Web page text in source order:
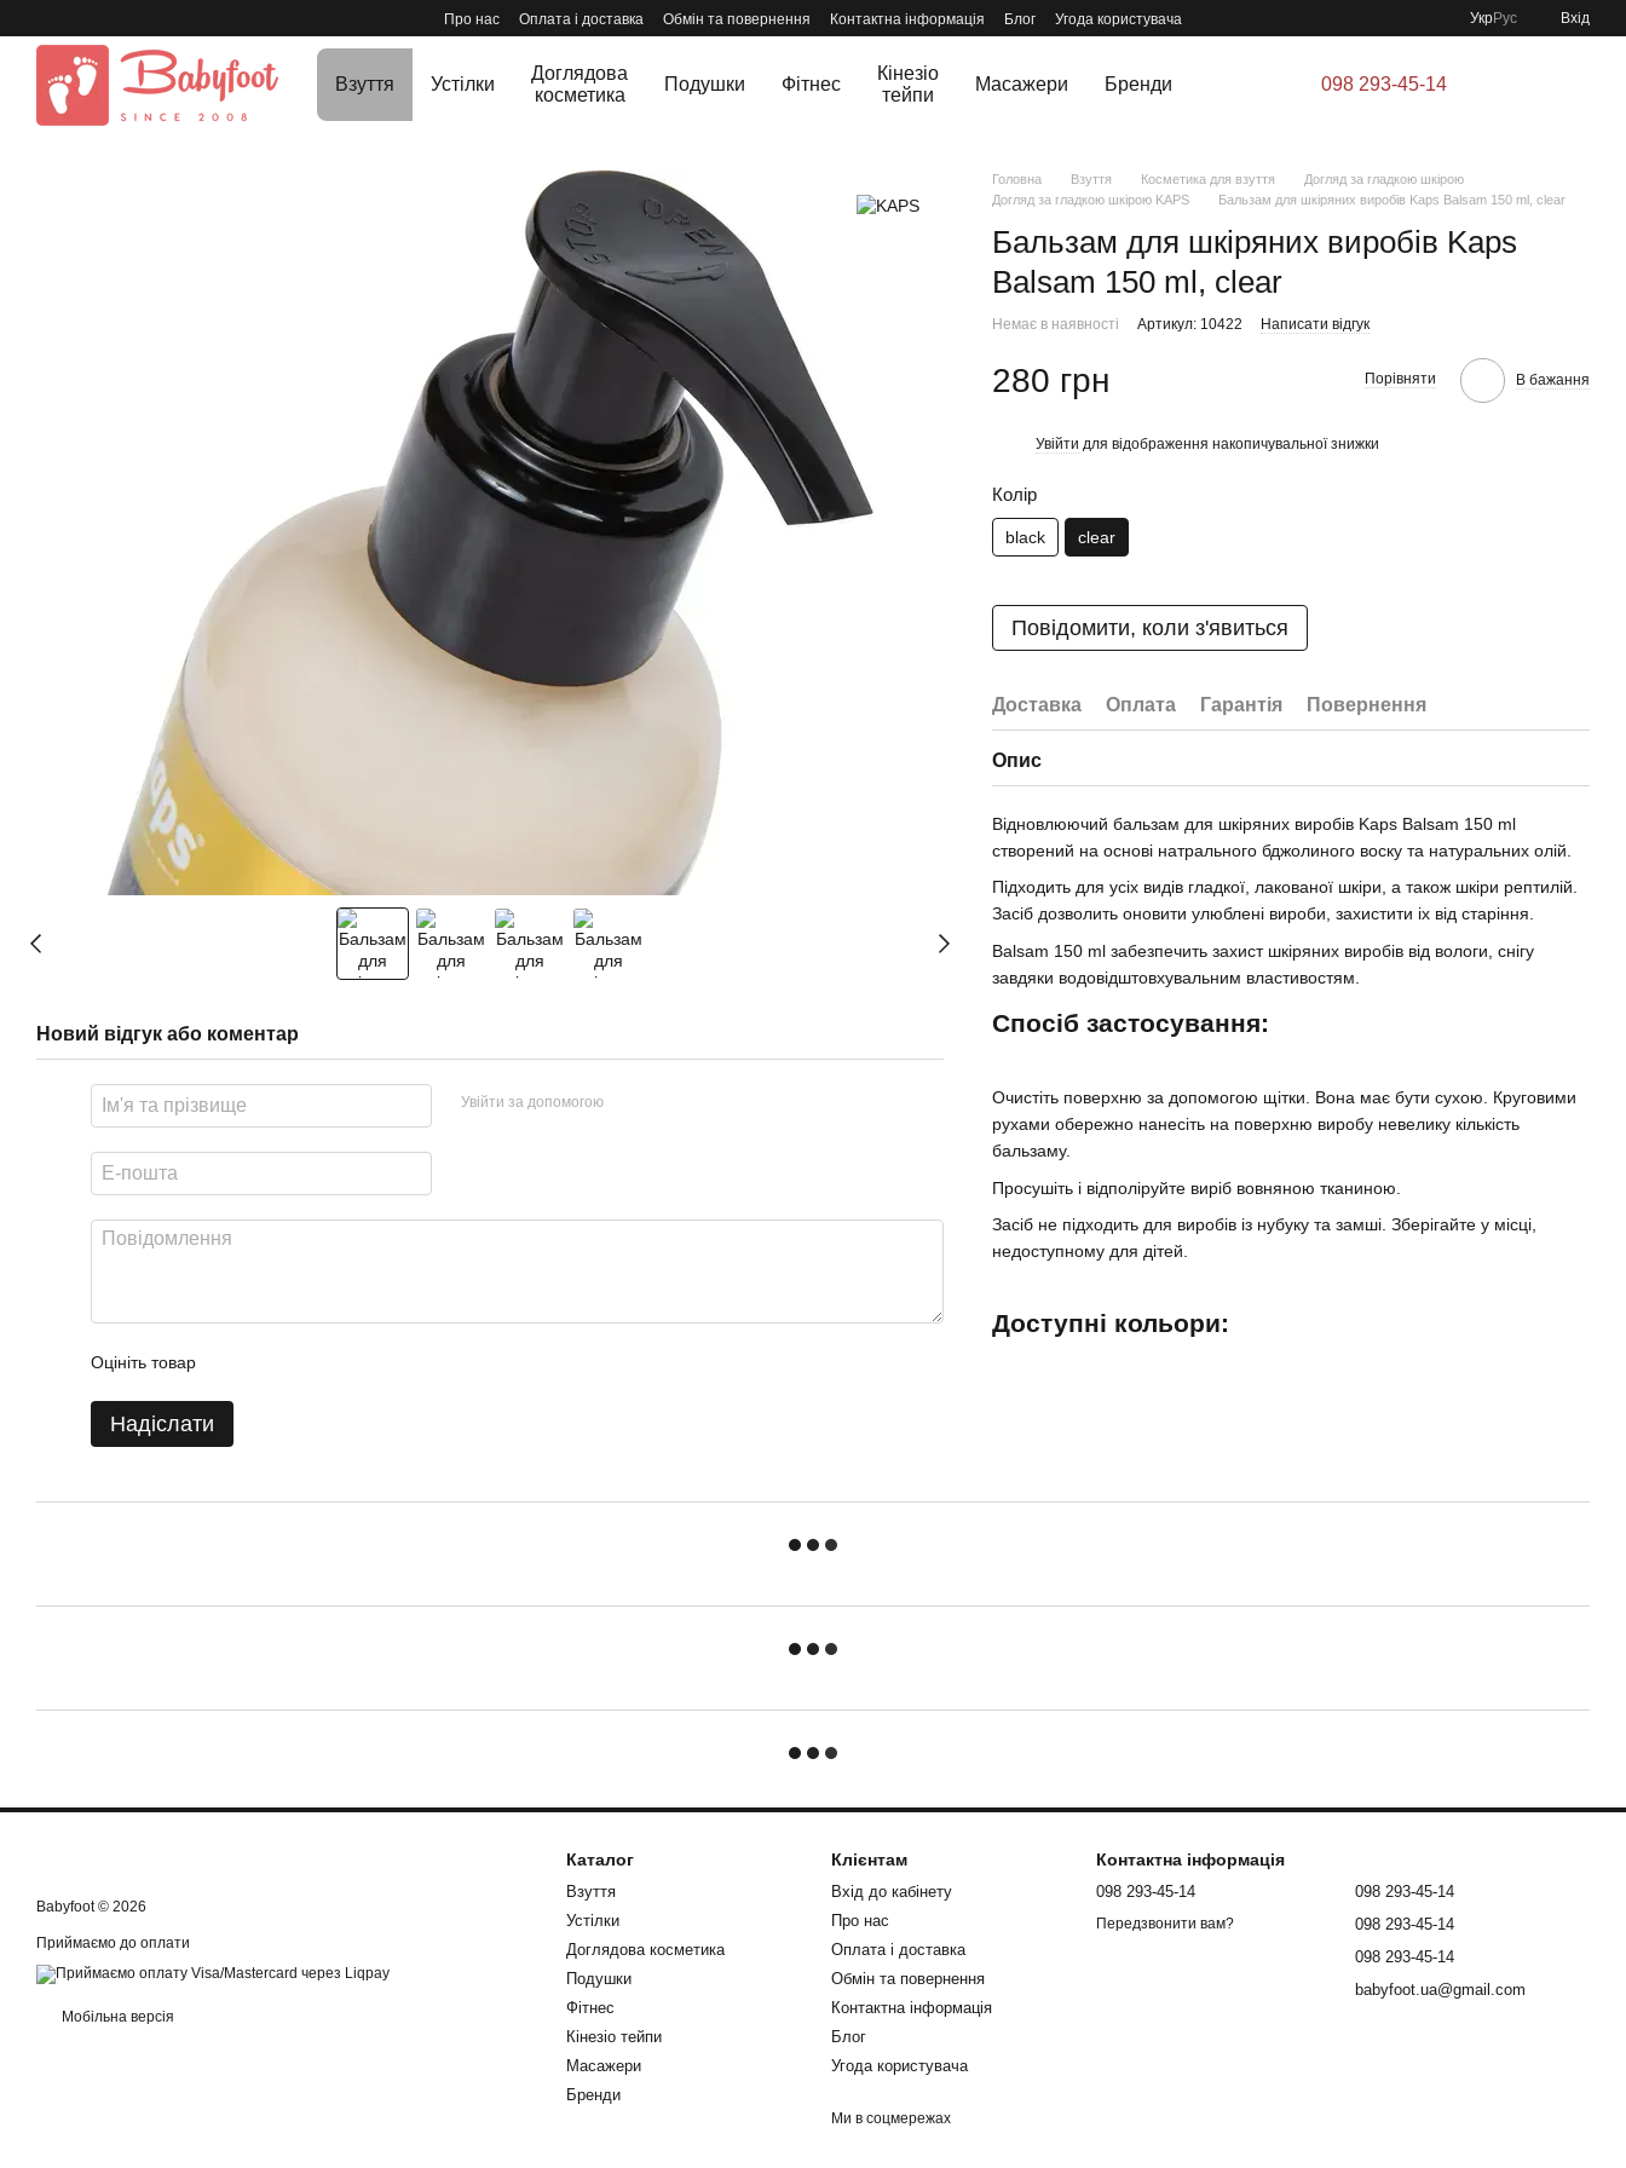
Про нас Оплата і доставка Обмін та повернення Контактна інформація Блог Угода користувача УкрРус Вхід
Взуття Устілки
Доглядова
косметика
Подушки Фітнес
Кінезіо
тейпи
Масажери Бренди 098 293-45-14
Новий відгук або коментар
Увійти за допомогою
Оцініть товар
Надіслати
Головна Взуття Косметика для взуття
Догляд за гладкою шкірою
Догляд за гладкою шкірою KAPS
Бальзам для шкіряних виробів Kaps Balsam 150 ml, clear
Бальзам для шкіряних виробів Kaps
Balsam 150 ml, clear
Немає в наявності Артикул: 10422 Написати відгук
280 грн Порівняти В бажання
Увійти для відображення накопичувальної знижки
Колір
black clear
Повідомити, коли з'явиться
Доставка Оплата Гарантія Повернення
Опис
Відновлюючий бальзам для шкіряних виробів Kaps Balsam 150 ml
створений на основі натрального бджолиного воску та натуральних олій.
Підходить для усіх видів гладкої, лакованої шкіри, а також шкіри рептилій.
Засіб дозволить оновити улюблені вироби, захистити іх від старіння.
Balsam 150 ml забезпечить захист шкіряних виробів від вологи, снігу
завдяки водовідштовхувальним властивостям.
Спосіб застосування:
Очистіть поверхню за допомогою щітки. Вона має бути сухою. Круговими
рухами обережно нанесіть на поверхню виробу невелику кількість
бальзаму.
Просушіть і відполіруйте виріб вовняною тканиною.
Засіб не підходить для виробів із нубуку та замші. Зберігайте у місці,
недоступному для дітей.
Доступні кольори:
Babyfoot © 2026
Приймаємо до оплати
Мобільна версія
Каталог
Взуття
Устілки
Доглядова косметика
Подушки
Фітнес
Кінезіо тейпи
Масажери
Бренди
Клієнтам
Вхід до кабінету
Про нас
Оплата і доставка
Обмін та повернення
Контактна інформація
Блог
Угода користувача
Ми в соцмережах
Контактна інформація
098 293-45-14
Передзвонити вам?
098 293-45-14
098 293-45-14
098 293-45-14
babyfoot.ua@gmail.com